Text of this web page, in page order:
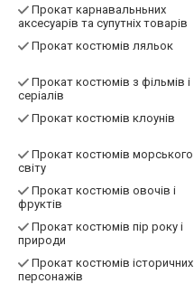
Прокат карнавальньних
аксесуарів та супутніх товарів
Прокат костюмів ляльок
Прокат костюмів з фільмів і
серіалів
Прокат костюмів клоунів
Прокат костюмів морського
світу
Прокат костюмів овочів і
фруктів
Прокат костюмів пір року і
природи
Прокат костюмів історичних
персонажів